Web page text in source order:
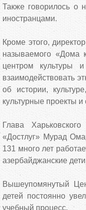
Также говорилось о
иностранцами.
Кроме этого,
называемого «Дома
центром культуры
взаимодействовать
об истории,
культурные проекты
Глава
«Достлуг» Мурад
131 много лет
азербайджанские
Вышеупомянутый
детей постоянно
учебный процесс.